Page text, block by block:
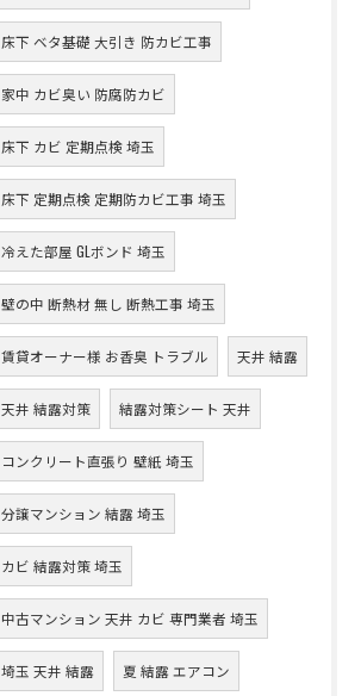
床下 ベタ基礎 大引き 防カビ工事
家中 カビ臭い 防腐防カビ
床下 カビ 定期点検 埼玉
床下 定期点検 定期防カビ工事 埼玉
冷えた部屋 GLボンド 埼玉
壁の中 断熱材 無し 断熱工事 埼玉
賃貸オーナー様 お香臭 トラブル 天井 結露
天井 結露対策 結露対策シート 天井
コンクリート直張り 壁紙 埼玉
分譲マンション 結露 埼玉
カビ 結露対策 埼玉
中古マンション 天井 カビ 専門業者 埼玉
埼玉 天井 結露 夏 結露 エアコン